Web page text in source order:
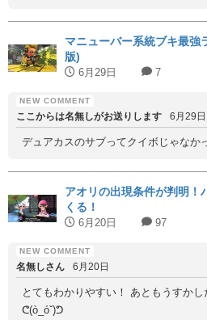
マニューバー系統ブキ最
版)
6月29日 7
ここからは名無しがお送りします 6月29日
デュアカスのサブってクイボじゃなか
アオリの出現条件が判明！
くる！
6月20日 97
名無しさん 6月20日
とてもわかりやすい！ あともうすかし
ᕦ(ò_óˇ)ᕤ